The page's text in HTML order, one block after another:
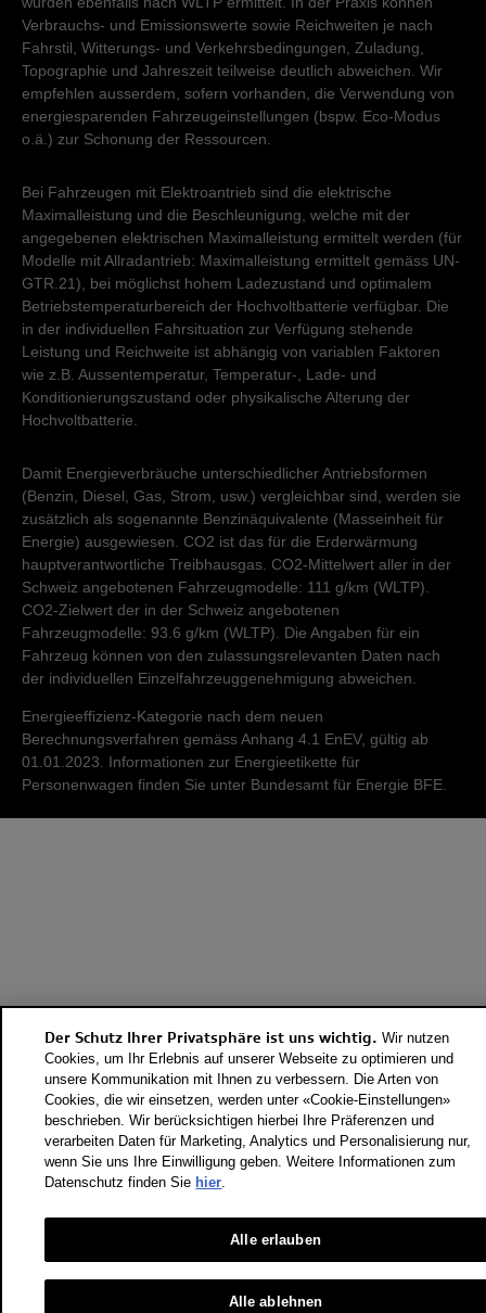
Verbrauchs- und Emissionswerte sowie Reichweiten je nach
Fahrstil, Witterungs- und Verkehrsbedingungen, Zuladung,
Topographie und Jahreszeit teilweise deutlich abweichen. Wir
empfehlen ausserdem, sofern vorhanden, die Verwendung von
energiesparenden Fahrzeugeinstellungen (bspw. Eco-Modus
o.ä.) zur Schonung der Ressourcen.
Bei Fahrzeugen mit Elektroantrieb sind die elektrische
Maximalleistung und die Beschleunigung, welche mit der
angegebenen elektrischen Maximalleistung ermittelt werden (für
Modelle mit Allradantrieb: Maximalleistung ermittelt gemäss UN-
GTR.21), bei möglichst hohem Ladezustand und optimalem
Betriebstemperaturbereich der Hochvoltbatterie verfügbar. Die
in der individuellen Fahrsituation zur Verfügung stehende
Leistung und Reichweite ist abhängig von variablen Faktoren
wie z.B. Aussentemperatur, Temperatur-, Lade- und
Konditionierungszustand oder physikalische Alterung der
Hochvoltbatterie.
Damit Energieverbräuche unterschiedlicher Antriebsformen
(Benzin, Diesel, Gas, Strom, usw.) vergleichbar sind, werden sie
zusätzlich als sogenannte Benzinäquivalente (Masseinheit für
Energie) ausgewiesen. CO2 ist das für die Erderwärmung
hauptverantwortliche Treibhausgas. CO2-Mittelwert aller in der
Schweiz angebotenen Fahrzeugmodelle: 111 g/km (WLTP).
CO2-Zielwert der in der Schweiz angebotenen
Fahrzeugmodelle: 93.6 g/km (WLTP). Die Angaben für ein
Fahrzeug können von den zulassungsrelevanten Daten nach
der individuellen Einzelfahrzeuggenehmigung abweichen.
Energieeffizienz-Kategorie nach dem neuen
Berechnungsverfahren gemäss Anhang 4.1 EnEV, gültig ab
01.01.2023. Informationen zur Energieetikette für
Personenwagen finden Sie unter Bundesamt für Energie BFE.
Der Schutz Ihrer Privatsphäre ist uns wichtig. Wir nutzen
Cookies, um Ihr Erlebnis auf unserer Webseite zu optimieren und
unsere Kommunikation mit Ihnen zu verbessern. Die Arten von
Cookies, die wir einsetzen, werden unter «Cookie-Einstellungen»
beschrieben. Wir berücksichtigen hierbei Ihre Präferenzen und
verarbeiten Daten für Marketing, Analytics und Personalisierung nur,
wenn Sie uns Ihre Einwilligung geben. Weitere Informationen zum
Datenschutz finden Sie hier.
Alle ablehnen
Alle erlauben